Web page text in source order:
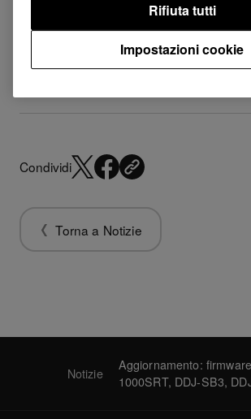
DDJ-SB3
Firmware ver.
1.03
Condividi
Torna a Notizie
Notizie
Aggiornamento:
1000SRT, DDJ-SB3,
Impostazioni cookie
Rifiuta tutti